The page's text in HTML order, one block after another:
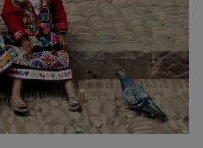
fát jelent ( palo - fa, santo
helyeken más fákat is
a Bursera graveolens-ról
tömjénhez és mirhához a
tartozik, így nem
a fájával, hanem a